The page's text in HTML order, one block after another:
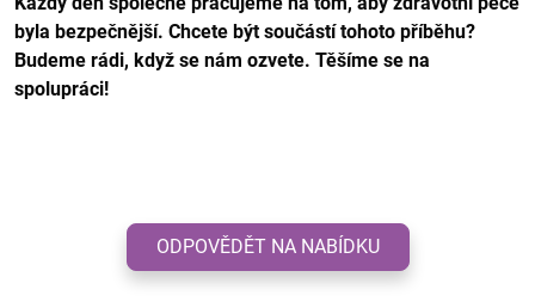
byla bezpečnější. Chcete být součástí tohoto příběhu?
Budeme rádi, když se nám ozvete. Těšíme se na
spolupráci!
ODPOVĚDĚT NA NABÍDKU